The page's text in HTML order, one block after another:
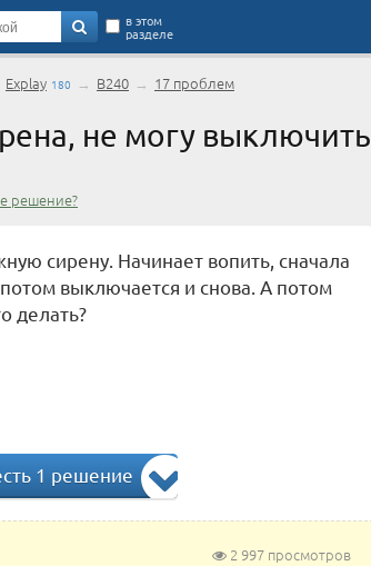
в этом
разделе
Explay 180 → B240 → 17 проблем
не могу выключить
решение?
сирену. Начинает вопить, сначала
выключается и снова. А потом
делать?
1 решение
2 997 просмотров